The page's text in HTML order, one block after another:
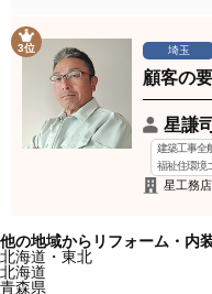
3位 埼玉
顧客の
星謙司
建築工事全
福祉住環境
星工務店
他の地域からリフォーム・内
北海道・東北
北海道
青森県